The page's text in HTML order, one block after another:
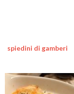
spiedini di gamberi